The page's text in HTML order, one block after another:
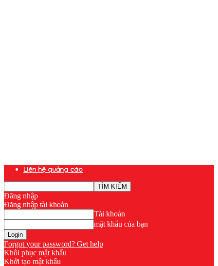
Liên hệ quảng cáo
Đăng nhập
Đăng nhập tài khoản
Tài khoản
mật khẩu của bạn
Forgot your password? Get help
Khôi phục mật khẩu
Khởi tạo mật khẩu